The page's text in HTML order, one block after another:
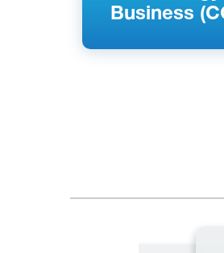
Business